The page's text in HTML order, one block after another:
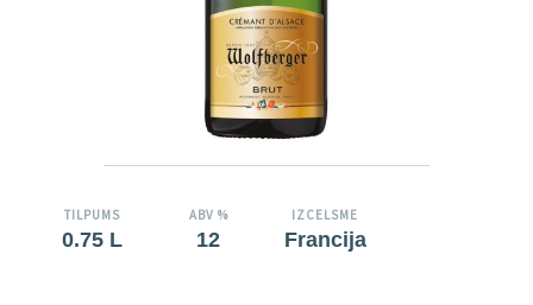
TILPUMS
0.75 L
ABV %
12
IZCELSME
Francija